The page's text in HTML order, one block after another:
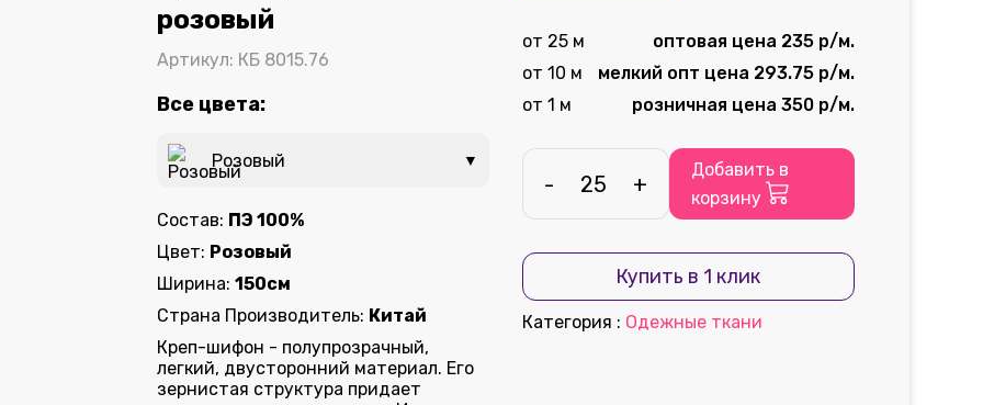
розовый
Артикул: КБ 8015.76
Все цвета:
Розовый ▼
Состав: ПЭ 100%
Цвет: Розовый
Ширина:150см
Страна Производитель: Китай
Креп-шифон - полупрозрачный,
легкий, двусторонний материал. Его
зернистая структура придает
от 25 м
оптовая цена 235 р/м.
от 10 м
мелкий опт цена 293.75 р/м.
от 1 м
розничная цена 350 р/м.
- +
Добавить в
корзину
Купить в 1 клик
Категория : Одежные ткани